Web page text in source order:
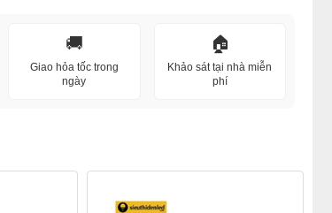
🚚
Giao hỏa tốc trong
ngày
🏠
Khảo sát tại nhà miễn
phí